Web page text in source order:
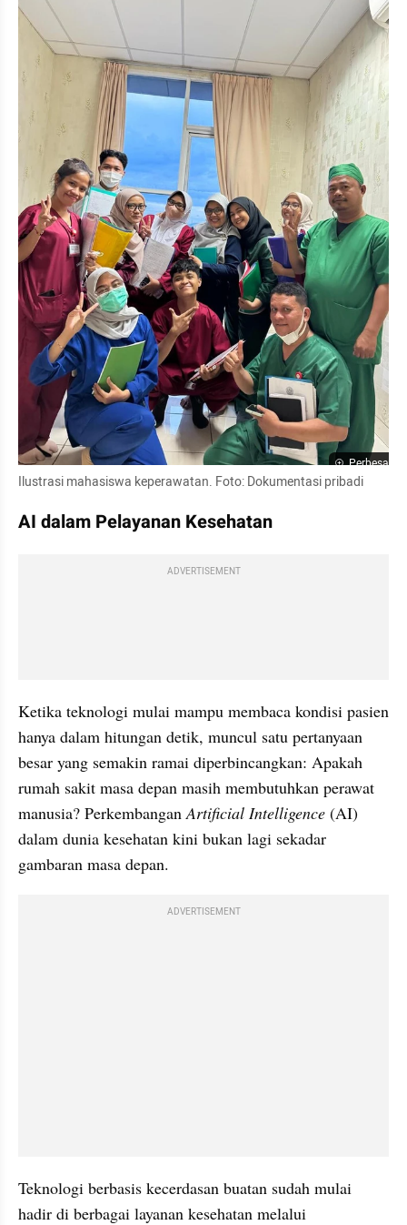
Perbesar
Ilustrasi mahasiswa keperawatan. Foto: Dokumentasi pribadi
AI dalam Pelayanan Kesehatan
ADVERTISEMENT
Ketika teknologi mulai mampu membaca kondisi pasien
hanya dalam hitungan detik, muncul satu pertanyaan
besar yang semakin ramai diperbincangkan: Apakah
rumah sakit masa depan masih membutuhkan perawat
manusia? Perkembangan Artificial Intelligence (AI)
dalam dunia kesehatan kini bukan lagi sekadar
gambaran masa depan.
ADVERTISEMENT
Teknologi berbasis kecerdasan buatan sudah mulai
hadir di berbagai layanan kesehatan melalui